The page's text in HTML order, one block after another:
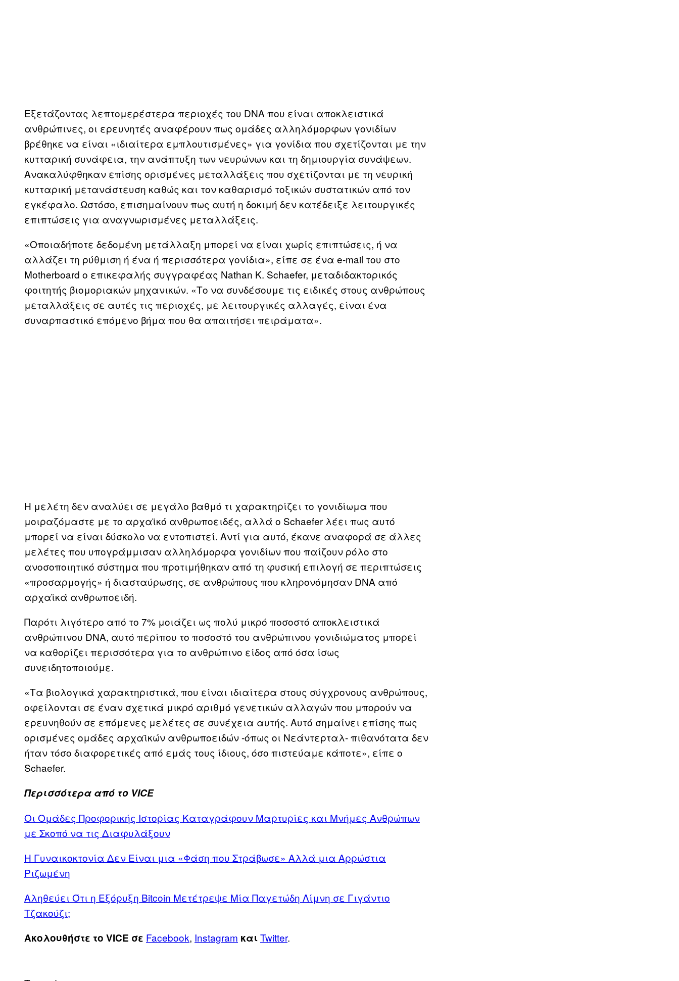
Εξετάζοντας λεπτομερέστερα περιοχές του DNA που είναι αποκλειστικά
ανθρώπινες, οι ερευνητές αναφέρουν πως ομάδες αλληλόμορφων γονιδίων
βρέθηκε να είναι «ιδιαίτερα εμπλουτισμένες» για γονίδια που σχετίζονται με την
κυτταρική συνάφεια, την ανάπτυξη των νευρώνων και τη δημιουργία συνάψεων.
Ανακαλύφθηκαν επίσης ορισμένες μεταλλάξεις που σχετίζονται με τη νευρική
κυτταρική μετανάστευση καθώς και τον καθαρισμό τοξικών συστατικών από τον
εγκέφαλο. Ωστόσο, επισημαίνουν πως αυτή η δοκιμή δεν κατέδειξε λειτουργικές
επιπτώσεις για αναγνωρισμένες μεταλλάξεις.
«Οποιαδήποτε δεδομένη μετάλλαξη μπορεί να είναι χωρίς επιπτώσεις, ή να
αλλάζει τη ρύθμιση ή ένα ή περισσότερα γονίδια», είπε σε ένα e-mail του στο
Motherboard ο επικεφαλής συγγραφέας Nathan K. Schaefer, μεταδιδακτορικός
φοιτητής βιομοριακών μηχανικών. «Το να συνδέσουμε τις ειδικές στους ανθρώπους
μεταλλάξεις σε αυτές τις περιοχές, με λειτουργικές αλλαγές, είναι ένα
συναρπαστικό επόμενο βήμα που θα απαιτήσει πειράματα».
Η μελέτη δεν αναλύει σε μεγάλο βαθμό τι χαρακτηρίζει το γονιδίωμα που
μοιραζόμαστε με το αρχαϊκό ανθρωποειδές, αλλά ο Schaefer λέει πως αυτό
μπορεί να είναι δύσκολο να εντοπιστεί. Αντί για αυτό, έκανε αναφορά σε άλλες
μελέτες που υπογράμμισαν αλληλόμορφα γονιδίων που παίζουν ρόλο στο
ανοσοποιητικό σύστημα που προτιμήθηκαν από τη φυσική επιλογή σε περιπτώσεις
«προσαρμογής» ή διασταύρωσης, σε ανθρώπους που κληρονόμησαν DNA από
αρχαϊκά ανθρωποειδή.
Παρότι λιγότερο από το 7% μοιάζει ως πολύ μικρό ποσοστό αποκλειστικά
ανθρώπινου DNA, αυτό περίπου το ποσοστό του ανθρώπινου γονιδιώματος μπορεί
να καθορίζει περισσότερα για το ανθρώπινο είδος από όσα ίσως
συνειδητοποιούμε.
«Τα βιολογικά χαρακτηριστικά, που είναι ιδιαίτερα στους σύγχρονους ανθρώπους,
οφείλονται σε έναν σχετικά μικρό αριθμό γενετικών αλλαγών που μπορούν να
ερευνηθούν σε επόμενες μελέτες σε συνέχεια αυτής. Αυτό σημαίνει επίσης πως
ορισμένες ομάδες αρχαϊκών ανθρωποειδών -όπως οι Νεάντερταλ- πιθανότατα δεν
ήταν τόσο διαφορετικές από εμάς τους ίδιους, όσο πιστεύαμε κάποτε», είπε ο
Schaefer.
Περισσότερα από το VICE
Οι Ομάδες Προφορικής Ιστορίας Καταγράφουν Μαρτυρίες και Μνήμες Ανθρώπων
με Σκοπό να τις Διαφυλάξουν
Η Γυναικοκτονία Δεν Είναι μια «Φάση που Στράβωσε» Αλλά μια Αρρώστια
Ριζωμένη
Αληθεύει Ότι η Eξόρυξη Bitcoin Mετέτρεψε Μία Παγετώδη Λίμνη σε Γιγάντιο
Τζακούζι;
Ακολουθήστε το VICE σε Facebook, Instagram καιTwitter.